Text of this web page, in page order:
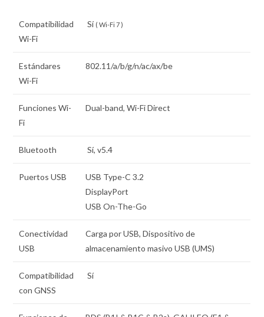
Compatibilidad
Wi-Fi
Sí ( Wi-Fi 7 )
Estándares
Wi-Fi
802.11/a/b/g/n/ac/ax/be
Funciones Wi-
Fi
Dual-band, Wi-Fi Direct
Bluetooth Sí, v5.4
Puertos USB
USB Type-C 3.2
DisplayPort
USB On-The-Go
Conectividad
USB
Carga por USB, Dispositivo de
almacenamiento masivo USB (UMS)
Compatibilidad
con GNSS
Sí